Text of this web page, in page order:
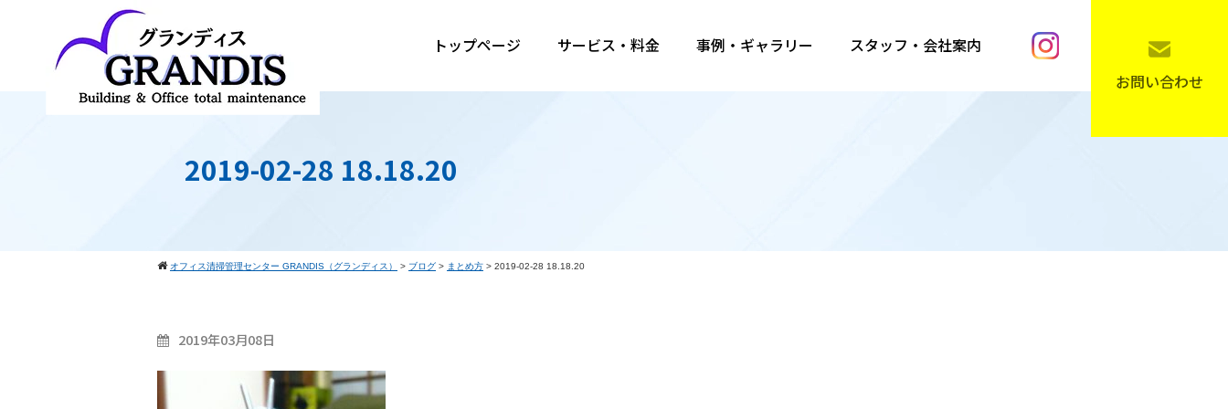
トップページ サービス・料金 事例・ギャラリー
スタッフ・会社案内
お問い合わせ
2019-02-28 18.18.20
オフィス清掃管理センター GRANDIS（グランディス） > ブログ > まとめ方 > 2019-02-28 18.18.20
2019年03月08日